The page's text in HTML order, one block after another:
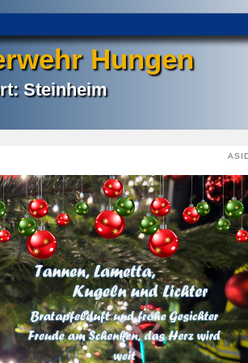
Hungen
Steinheim